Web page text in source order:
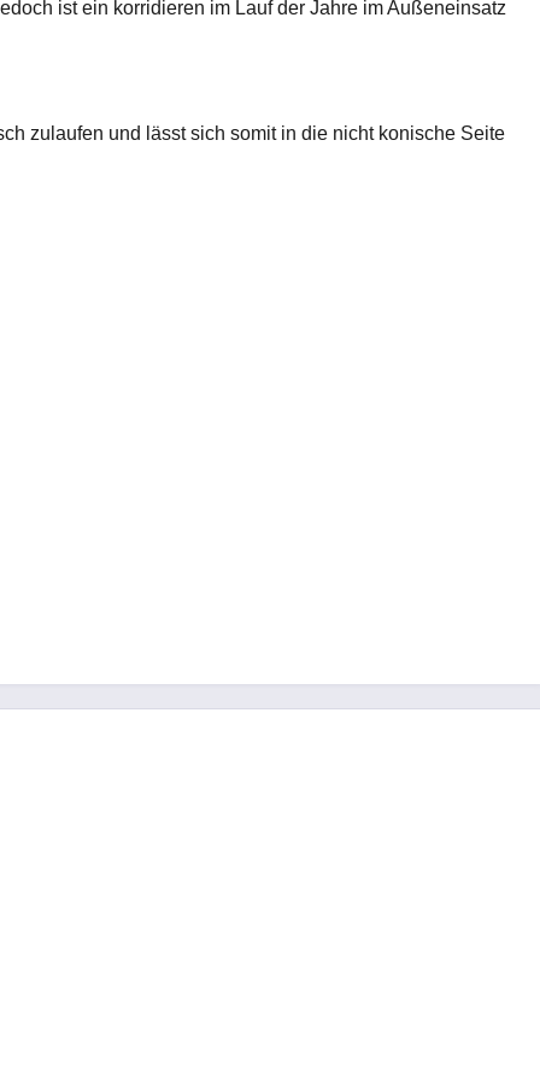
ist ein korridieren im Lauf der Jahre im Außeneinsatz
zulaufen und lässt sich somit in die nicht konische Seite